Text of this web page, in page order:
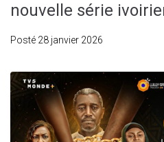
nouvelle série
Posté 28 janvier 2026